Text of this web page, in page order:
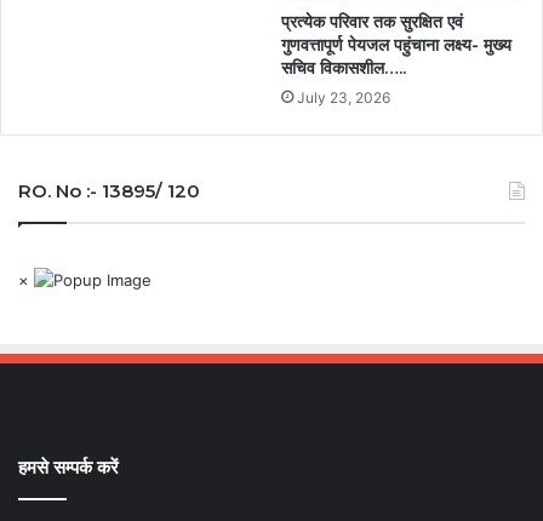
प्रत्येक परिवार तक सुरक्षित एवं
गुणवत्तापूर्ण पेयजल पहुंचाना लक्ष्य- मुख्य
सचिव विकासशील…..
July 23, 2026
RO. No :- 13895/ 120
×
हमसे सम्पर्क करें